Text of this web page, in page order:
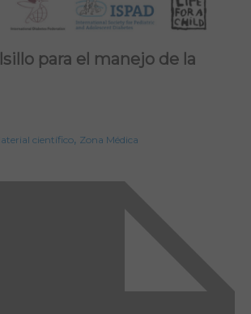
para el manejo de la
científico, Zona Médica